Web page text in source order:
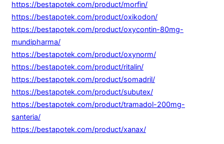
https://bestapotek.com/product/morfin/
https://bestapotek.com/product/oxikodon/
https://bestapotek.com/product/oxycontin-80mg-
mundipharma/
https://bestapotek.com/product/oxynorm/
https://bestapotek.com/product/ritalin/
https://bestapotek.com/product/somadril/
https://bestapotek.com/product/subutex/
https://bestapotek.com/product/tramadol-200mg-
santeria/
https://bestapotek.com/product/xanax/